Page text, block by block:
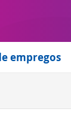
empregos